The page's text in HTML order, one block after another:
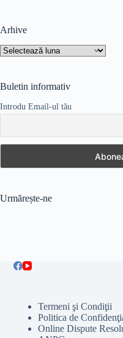
Arhive
Arhive
Buletin informativ
Introdu Email-ul tău
Urmărește-ne
Termeni şi Condiţii
Politica de
Online Dispute